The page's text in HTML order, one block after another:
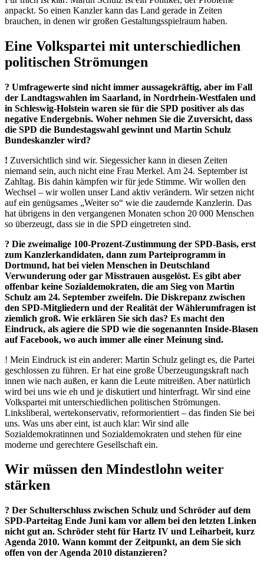
anpackt. So einen Kanzler kann das Land gerade in Zeiten
brauchen, in denen wir großen Gestaltungsspielraum haben.
Eine Volkspartei mit unterschiedlichen
politischen Strömungen
? Umfragewerte sind nicht immer aussagekräftig, aber im Fall
der Landtagswahlen im Saarland, in Nordrhein-Westfalen und
in Schleswig-Holstein waren sie für die SPD positiver als das
negative Endergebnis. Woher nehmen Sie die Zuversicht, dass
die SPD die Bundestagswahl gewinnt und Martin Schulz
Bundeskanzler wird?
! Zuversichtlich sind wir. Siegessicher kann in diesen Zeiten
niemand sein, auch nicht eine Frau Merkel. Am 24. September ist
Zahltag. Bis dahin kämpfen wir für jede Stimme. Wir wollen den
Wechsel – wir wollen unser Land aktiv verändern. Wir setzen nicht
auf ein genügsames „Weiter so“ wie die zaudernde Kanzlerin. Das
hat übrigens in den vergangenen Monaten schon 20 000 Menschen
so überzeugt, dass sie in die SPD eingetreten sind.
? Die zweimalige 100-Prozent-Zustimmung der SPD-Basis, erst
zum Kanzlerkandidaten, dann zum Parteiprogramm in
Dortmund, hat bei vielen Menschen in Deutschland
Verwunderung oder gar Misstrauen ausgelöst. Es gibt aber
offenbar keine Sozialdemokraten, die am Sieg von Martin
Schulz am 24. September zweifeln. Die Diskrepanz zwischen
den SPD-Mitgliedern und der Realität der Wählerumfragen ist
ziemlich groß. Wie erklären Sie sich das? Es macht den
Eindruck, als agiere die SPD wie die sogenannten Inside-Blasen
auf Facebook, wo auch immer alle einer Meinung sind.
! Mein Eindruck ist ein anderer: Martin Schulz gelingt es, die Partei
geschlossen zu führen. Er hat eine große Überzeugungskraft nach
innen wie nach außen, er kann die Leute mitreißen. Aber natürlich
wird bei uns wie eh und je diskutiert und hinterfragt. Wir sind eine
Volkspartei mit unterschiedlichen politischen Strömungen.
Linksliberal, wertekonservativ, reformorientiert – das finden Sie bei
uns. Was uns aber eint, ist auch klar: Wir sind alle
Sozialdemokratinnen und Sozialdemokraten und stehen für eine
moderne und gerechtere Gesellschaft ein.
Wir müssen den Mindestlohn weiter
stärken
? Der Schulterschluss zwischen Schulz und Schröder auf dem
SPD-Parteitag Ende Juni kam vor allem bei den letzten Linken
nicht gut an. Schröder steht für Hartz IV und Leiharbeit, kurz
Agenda 2010. Wann kommt der Zeitpunkt, an dem Sie sich
offen von der Agenda 2010 distanzieren?